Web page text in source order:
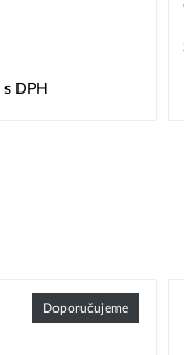
s DPH
Doporučujeme